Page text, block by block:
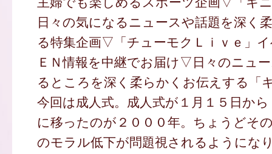
日々の気になるニュースや話題を深く
る特集企画▽「チューモクＬｉｖｅ」
ＥＮ情報を中継でお届け▽日々のニュ
るところを深く柔らかくお伝えする「
今回は成人式。成人式が１月１５日か
に移ったのが２０００年。ちょうどそ
のモラル低下が問題視されるようにな